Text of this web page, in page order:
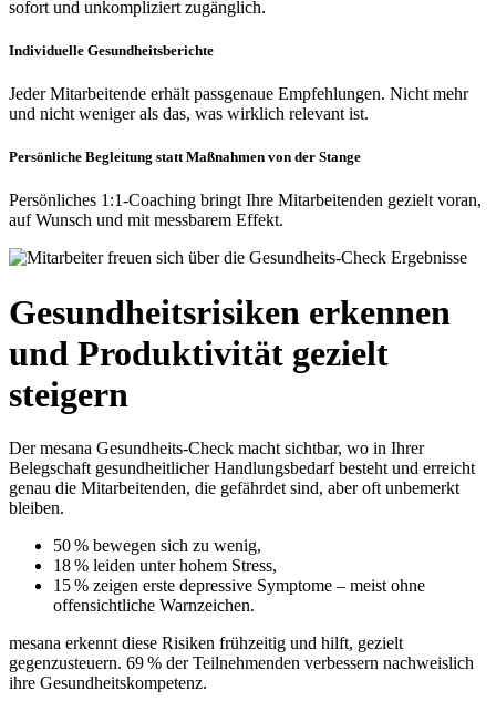
sofort und unkompliziert zugänglich.
Individuelle Gesundheitsberichte
Jeder Mitarbeitende erhält passgenaue Empfehlungen. Nicht mehr
und nicht weniger als das, was wirklich relevant ist.
Persönliche Begleitung statt Maßnahmen von der Stange
Persönliches 1:1-Coaching bringt Ihre Mitarbeitenden gezielt voran,
auf Wunsch und mit messbarem Effekt.
Gesundheitsrisiken erkennen
und Produktivität gezielt
steigern
Der mesana Gesundheits-Check macht sichtbar, wo in Ihrer
Belegschaft gesundheitlicher Handlungsbedarf besteht und erreicht
genau die Mitarbeitenden, die gefährdet sind, aber oft unbemerkt
bleiben.
50 % bewegen sich zu wenig,
18 % leiden unter hohem Stress,
15 % zeigen erste depressive Symptome – meist ohne
offensichtliche Warnzeichen.
mesana erkennt diese Risiken frühzeitig und hilft, gezielt
gegenzusteuern. 69 % der Teilnehmenden verbessern nachweislich
ihre Gesundheitskompetenz.